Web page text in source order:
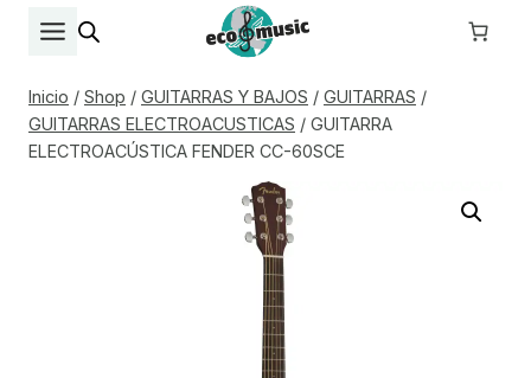
Inicio / Shop / GUITARRAS Y BAJOS / GUITARRAS /
GUITARRAS ELECTROACUSTICAS / GUITARRA
ELECTROACÚSTICA FENDER CC-60SCE